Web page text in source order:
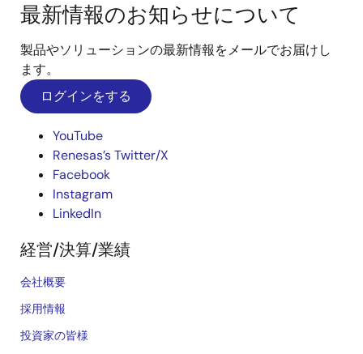
最新情報のお知らせについて
製品やソリューションの最新情報をメールでお届けし
ます。
ログインをする
YouTube
Renesas’s Twitter/X
Facebook
Instagram
LinkedIn
経営/決算/業績
会社概要
採用情報
投資家の皆様